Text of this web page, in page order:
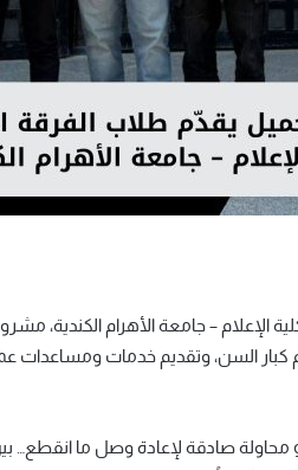
السن، وتقديم خدمات ومساعدات
صادقة لإعادة وصل ما انقطع…